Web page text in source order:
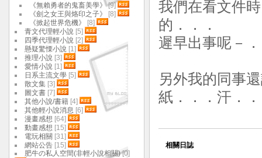
我們在看文件
的．．．
遲早出事呢－
另外我的同事
紙．．．汗．
相關日誌
《無賴勇者的鬼畜美學》[9]
《劍之女王與烙印之子》
[8]
《掀起世界危機》
[8]
青文代理輕小說 [5]
四季代理輕小說 [2]
懸疑驚慄小說 [1]
推理小說 [3]
愛情小說 [1]
日系主流文學 [5]
散文集 [3]
圖文書 [7]
其他小說/書籍 [4]
其他輕小說消息 [6]
漫畫感想 [64]
動畫感想 [15]
電玩相關 [31]
網站公告 [15]
肥牛の私人空間(非輕小說相關)[0]